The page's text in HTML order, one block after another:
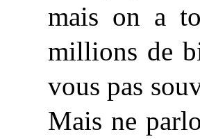
mais on a
millions de
vous pas
Mais ne